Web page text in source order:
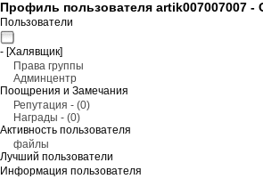
Профиль пользователя artik007007007 -
Пользователи
- [Халявщик]
Права группы
Админцентр
Поощрения и Замечания
Репутация - (0)
Награды - (0)
Активность пользователя
файлы
Лучший пользователи
Информация пользователя